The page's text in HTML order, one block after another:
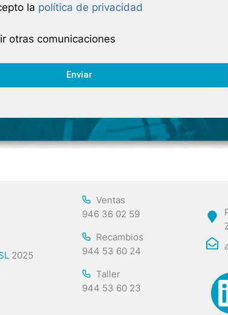
la política de privacidad
otras comunicaciones
Enviar
2025
Ventas
946 36 02 59
Recambios
944 53 60 24
Taller
944 53 60 23